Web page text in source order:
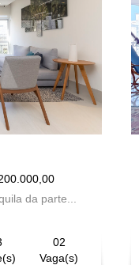
da parte...
02
Vaga(s)